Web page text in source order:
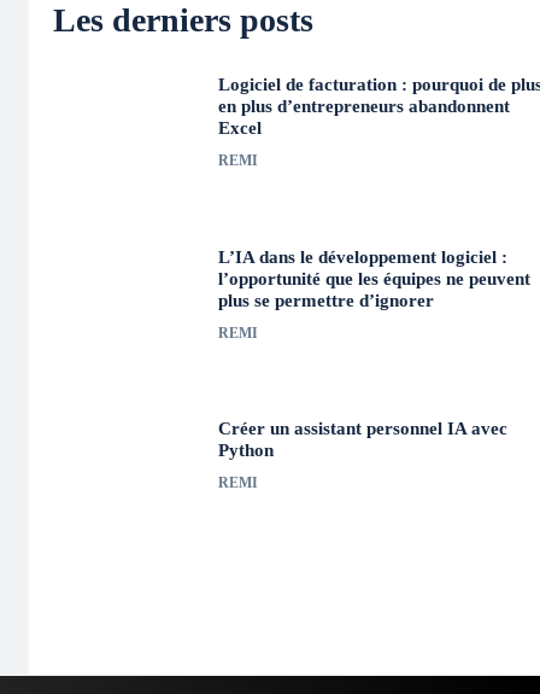
Les derniers posts
Logiciel de facturation : pourquoi de
en plus d’entrepreneurs abandonnent
Excel
REMI
L’IA dans le développement logiciel :
l’opportunité que les équipes ne peuvent
plus se permettre d’ignorer
REMI
Créer un assistant personnel IA avec
Python
REMI